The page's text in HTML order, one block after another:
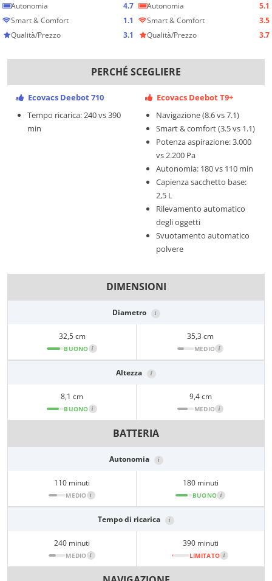
Autonomia
4.7
Smart & Comfort
1.1
Qualità/Prezzo
3.1
Autonomia
5.1
Smart & Comfort
3.5
Qualità/Prezzo
3.7
PERCHÉ SCEGLIERE
Ecovacs Deebot 710
Tempo ricarica: 240 vs 390
min
Ecovacs Deebot T9+
Navigazione (8.6 vs 7.1)
Smart & comfort (3.5 vs 1.1)
Potenza aspirazione: 3.000
vs 2.200 Pa
Autonomia: 180 vs 110 min
Capienza sacchetto base:
2,5 L
Rilevamento automatico
degli oggetti
Svuotamento automatico
polvere
DIMENSIONI
Diametro i
32,5 cm
BUONO i
35,3 cm
MEDIO i
Altezza i
8,1 cm
BUONO i
9,4 cm
MEDIO i
BATTERIA
Autonomia i
110 minuti
MEDIO i
180 minuti
BUONO i
Tempo di ricarica i
240 minuti
MEDIO i
390 minuti
LIMITATO i